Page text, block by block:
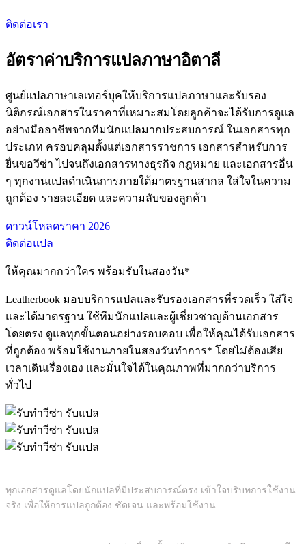
ติดต่อเรา
อัตราค่าบริการแปลภาษาอิตาลี
ศูนย์แปลภาษาเลเทอร์บุคให้บริการแปลภาษาและรับรอง
นิติกรณ์เอกสารในราคาที่เหมาะสมโดยลูกค้าจะได้รับการดูแล
อย่างมืออาชีพจากทีมนักแปลมากประสบการณ์ ในเอกสารทุก
ประเภท ครอบคลุมตั้งแต่เอกสารราชการ เอกสารสำหรับการ
ยื่นขอวีซ่า ไปจนถึงเอกสารทางธุรกิจ กฎหมาย และเอกสารอื่น
ๆ ทุกงานแปลดำเนินการภายใต้มาตรฐานสากล ใส่ใจในความ
ถูกต้อง รายละเอียด และความลับของลูกค้า
ดาวน์โหลดราคา 2026
ติดต่อแปล
ให้คุณมากกว่าใคร พร้อมรับในสองวัน*
Leatherbook มอบบริการแปลและรับรองเอกสารที่รวดเร็ว ใส่ใจ
และได้มาตรฐาน ใช้ทีมนักแปลและผู้เชี่ยวชาญด้านเอกสาร
โดยตรง ดูแลทุกขั้นตอนอย่างรอบคอบ เพื่อให้คุณได้รับเอกสาร
ที่ถูกต้อง พร้อมใช้งานภายในสองวันทำการ* โดยไม่ต้องเสีย
เวลาเดินเรื่องเอง และมั่นใจได้ในคุณภาพที่มากกว่าบริการ
ทั่วไป
ทุกเอกสารดูแลโดยนักแปลที่มีประสบการณ์ตรง เข้าใจบริบทการใช้งาน
จริง เพื่อให้การแปลถูกต้อง ชัดเจน และพร้อมใช้งาน